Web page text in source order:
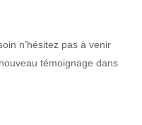
n’hésitez pas à venir
témoignage dans